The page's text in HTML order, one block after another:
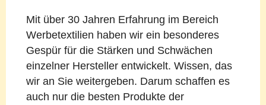
Mit über 30 Jahren Erfahrung im Bereich
Werbetextilien haben wir ein besonderes
Gespür für die Stärken und Schwächen
einzelner Hersteller entwickelt. Wissen, das
wir an Sie weitergeben. Darum schaffen es
auch nur die besten Produkte der